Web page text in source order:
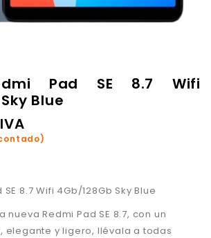
Pad SE 8.7 Wifi
Blue
8.7 Wifi 4Gb/128Gb Sky Blue
nueva Redmi Pad SE 8.7, con un
elegante y ligero, llévala a todas